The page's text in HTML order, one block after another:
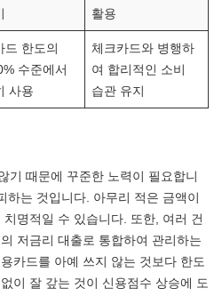
활용
드 한도의
수준에서
사용
체크카드와 병행하
여 합리적인 소비
습관 유지
기 때문에 꾸준한 노력이 필요합니
하는 것입니다. 아무리 적은 금액이
명적일 수 있습니다. 또한, 여러 건
저금리 대출로 통합하여 관리하는
카드를 아예 쓰지 않는 것보다 한도
이 잘 갚는 것이 신용점수 상승에 도